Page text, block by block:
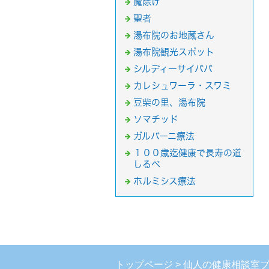
聖者
湯布院のお地蔵さん
湯布院観光スポット
シルディーサイババ
カレシュワーラ・スワミ
豆柴の里、湯布院
ソマチッド
ガルバーニ療法
１００歳迄健康で長寿の道
しるべ
ホルミシス療法
トップページ 仙人の健康相談室